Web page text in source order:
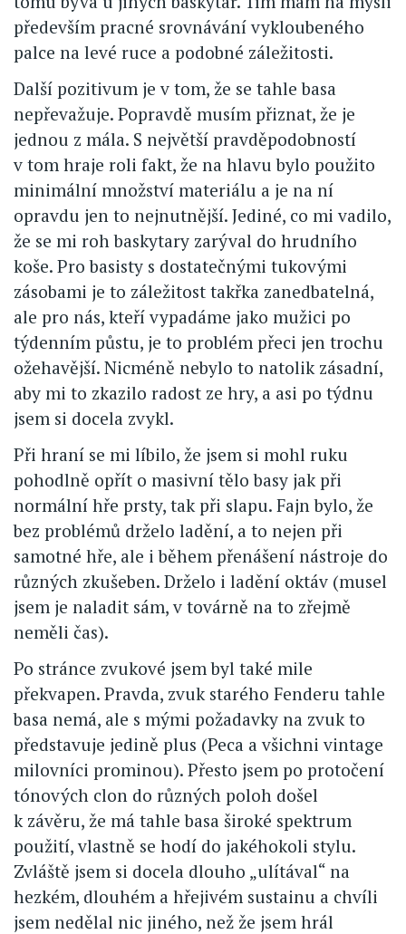
především pracné srovnávání vykloubeného
palce na levé ruce a podobné záležitosti.
Další pozitivum je v tom, že se tahle basa
nepřevažuje. Popravdě musím přiznat, že je
jednou z mála. S největší pravděpodobností
v tom hraje roli fakt, že na hlavu bylo použito
minimální množství materiálu a je na ní
opravdu jen to nejnutnější. Jediné, co mi vadilo,
že se mi roh baskytary zarýval do hrudního
koše. Pro basisty s dostatečnými tukovými
zásobami je to záležitost takřka zanedbatelná,
ale pro nás, kteří vypadáme jako mužici po
týdenním půstu, je to problém přeci jen trochu
ožehavější. Nicméně nebylo to natolik zásadní,
aby mi to zkazilo radost ze hry, a asi po týdnu
jsem si docela zvykl.
Při hraní se mi líbilo, že jsem si mohl ruku
pohodlně opřít o masivní tělo basy jak při
normální hře prsty, tak při slapu. Fajn bylo, že
bez problémů drželo ladění, a to nejen při
samotné hře, ale i během přenášení nástroje do
různých zkušeben. Drželo i ladění oktáv (musel
jsem je naladit sám, v továrně na to zřejmě
neměli čas).
Po stránce zvukové jsem byl také mile
překvapen. Pravda, zvuk starého Fenderu tahle
basa nemá, ale s mými požadavky na zvuk to
představuje jedině plus (Peca a všichni vintage
milovníci prominou). Přesto jsem po protočení
tónových clon do různých poloh došel
k závěru, že má tahle basa široké spektrum
použití, vlastně se hodí do jakéhokoli stylu.
Zvláště jsem si docela dlouho „ulítával“ na
hezkém, dlouhém a hřejivém sustainu a chvíli
jsem nedělal nic jiného, než že jsem hrál